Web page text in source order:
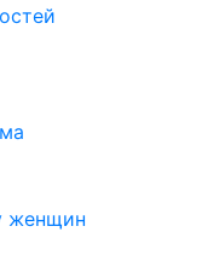
женщин